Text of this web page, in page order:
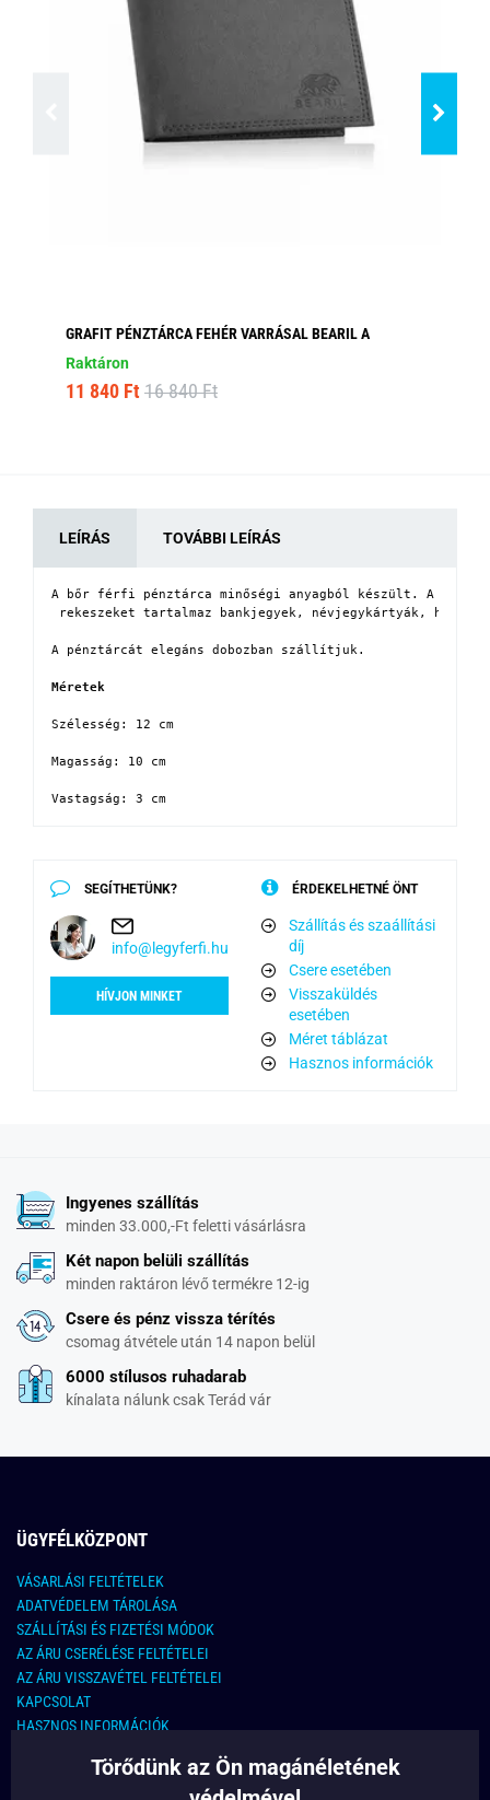
GRAFIT PÉNZTÁRCA FEHÉR VARRÁSAL BEARIL A
Raktáron
11 840 Ft 16 840 Ft
LEÍRÁS TOVÁBBI LEÍRÁS
A bőr férfi pénztárca minőségi anyagból készült. A
rekeszeket tartalmaz bankjegyek, névjegykártyák,
A pénztárcát elegáns dobozban szállítjuk.
Méretek
Szélesség: 12 cm
Magasság: 10 cm
Vastagság: 3 cm
SEGÍTHETÜNK?
info@legyferfi.hu
HÍVJON MINKET
ÉRDEKELHETNÉ ÖNT
Szállítás és szaállítási
díj
Csere esetében
Visszaküldés
esetében
Méret táblázat
Hasznos információk
Ingyenes szállítás
minden 33.000,-Ft feletti vásárlásra
Két napon belüli szállítás
minden raktáron lévő termékre 12-ig
Csere és pénz vissza térítés
csomag átvétele után 14 napon belül
6000 stílusos ruhadarab
kínalata nálunk csak Terád vár
ÜGYFÉLKÖZPONT
VÁSARLÁSI FELTÉTELEK
ADATVÉDELEM TÁROLÁSA
SZÁLLÍTÁSI ÉS FIZETÉSI MÓDOK
AZ ÁRU CSERÉLÉSE FELTÉTELEI
AZ ÁRU VISSZAVÉTEL FELTÉTELEI
KAPCSOLAT
HASZNOS INFORMÁCIÓK
KAPCSOLATTörődünk az Ön magánéletének